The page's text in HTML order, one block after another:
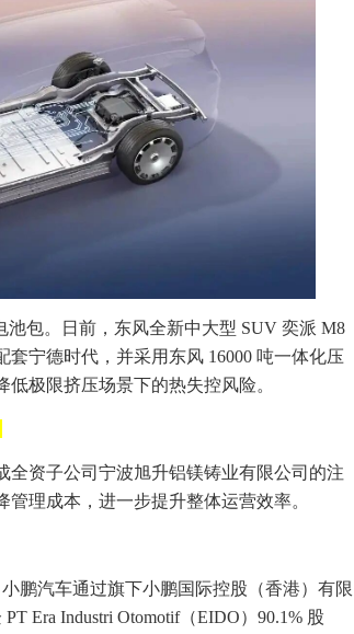
池包。日前，东风全新中大型 SUV 奕派 M8
宁德时代，并采用东风 16000 吨一体化压
极限挤压场景下的热失控风险。
全资子公司宁波旭升铝镁铸业有限公司的注
理成本，进一步提升整体运营效率。
鹏汽车通过旗下小鹏国际控股（香港）有限
Era Industri Otomotif（EIDO）90.1% 股